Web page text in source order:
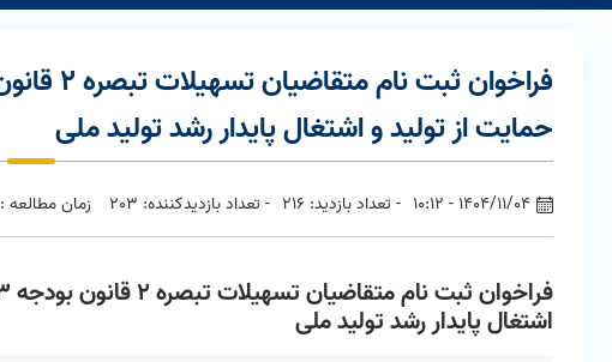
حمایت از تولید و اشتغال پایدار رشد تولید ملی
1404/11/04 - 10:12 - تعداد بازدید: 216 - تعداد بازدیدکننده: 203 زمان مطالعه : 2 دقیقه
اشتغال پایدار رشد تولید ملی